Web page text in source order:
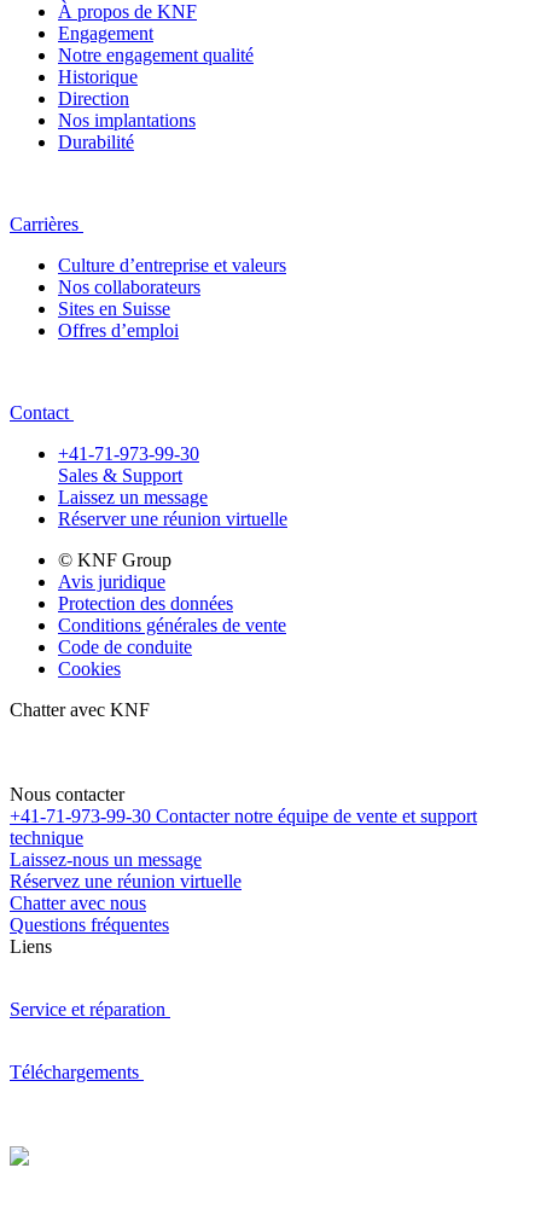
À propos de KNF
Engagement
Notre engagement qualité
Historique
Direction
Nos implantations
Durabilité
Carrières
Culture d’entreprise et valeurs
Nos collaborateurs
Sites en Suisse
Offres d’emploi
Contact
+41-71-973-99-30
Sales & Support
Laissez un message
Réserver une réunion virtuelle
© KNF Group
Avis juridique
Protection des données
Conditions générales de vente
Code de conduite
Cookies
Chatter avec KNF
Nous contacter
+41-71-973-99-30 Contacter notre équipe de vente et support
technique
Laissez-nous un message
Réservez une réunion virtuelle
Chatter avec nous
Questions fréquentes
Liens
Service et réparation
Téléchargements